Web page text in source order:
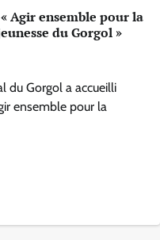
Agir ensemble pour la
du Gorgol »
du Gorgol a accueilli
ensemble pour la